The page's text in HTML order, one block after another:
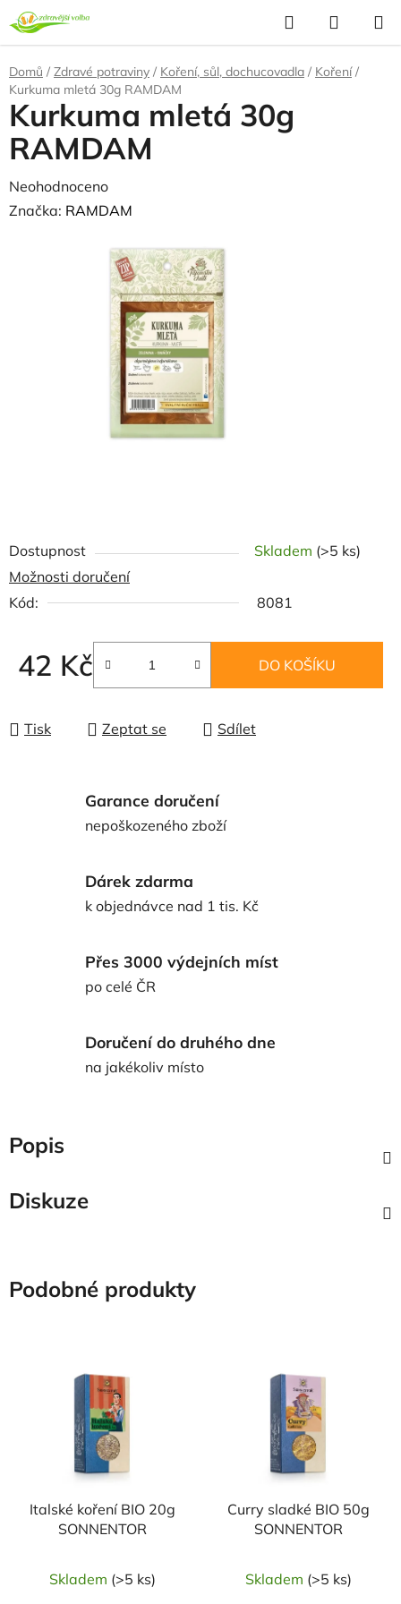
Přejít
na
obsah
Hledat
KOŠÍK
Domů / Zdravé potraviny / Koření, sůl, dochucovadla / Koření /
Kurkuma mletá 30g RAMDAM
Dostupnost Skladem (>5 ks)
Možnosti doručení
Kód:
8081
42 Kč
Měrná cena:
DO KOŠÍKU
Tisk Zeptat se Sdílet
Kurkuma mletá 30g
RAMDAM
Průměrné
hodnocení
Neohodnoceno
Značka: RAMDAM
Garance doručení
nepoškozeného zboží
Dárek zdarma
k objednávce nad 1 tis. Kč
Přes 3000 výdejních míst
po celé ČR
Doručení do druhého dne
na jakékoliv místo
Popis
Diskuze
Podobné produkty
Italské koření BIO 20g
SONNENTOR
Skladem (>5 ks)
Curry sladké BIO 50g
SONNENTOR
Skladem (>5 ks)